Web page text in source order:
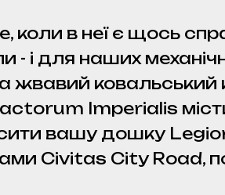
коли в неї є щось
- і для наших
жвавий ковальський
Imperialis
вашу дошку
Civitas City Road,